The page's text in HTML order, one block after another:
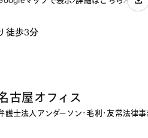
徒歩3分
古屋オフィス
護士法人アンダーソン･毛利･友常法律